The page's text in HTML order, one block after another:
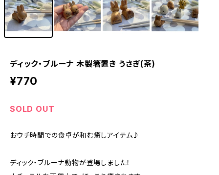
ディック・ブルーナ 木製箸置き うさぎ(茶)
¥770
SOLD OUT
おウチ時間での食卓が和む癒しアイテム♪
ディック・ブルーナ動物が登場しました！